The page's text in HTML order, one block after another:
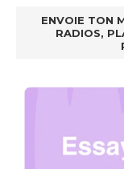
ENVOIE TON
RADIOS,